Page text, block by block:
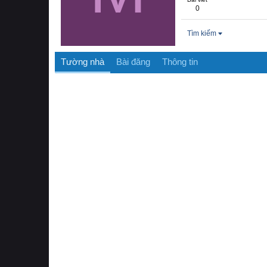
0
Tìm kiếm
Tường nhà Bài đăng Thông tin